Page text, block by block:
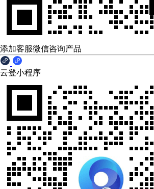
添加客服微信咨询产品
云登小程序